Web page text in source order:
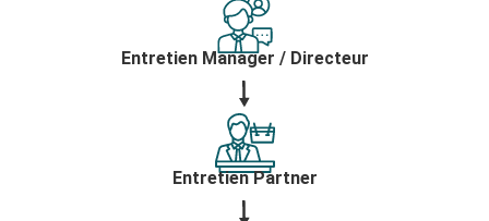
Entretien Manager / Directeur
Entretien Partner